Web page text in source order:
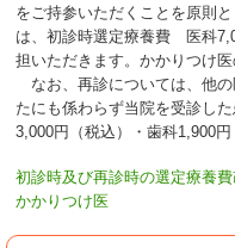
をご持参いただくことを原則
は、初診時選定療養費 医科
担いただきます。かかりつけ
なお、再診については、他
たにも係わらず当院を受診し
3,000円（税込）・歯科1,900
初診時及び再診時の選定療養費
かかりつけ医